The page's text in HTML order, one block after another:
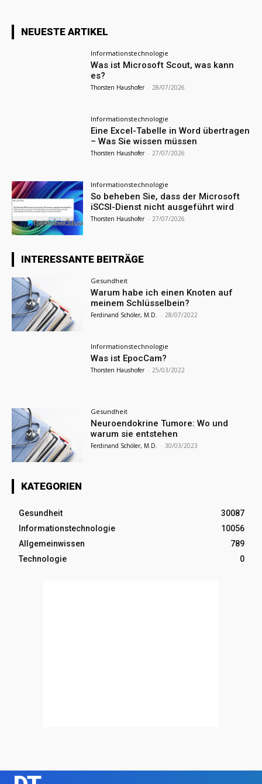
NEUESTE ARTIKEL
Informationstechnologie
Was ist Microsoft Scout, was kann
es?
Thorsten Haushofer - 28/07/2026
Informationstechnologie
Eine Excel-Tabelle in Word übertragen
– Was Sie wissen müssen
Thorsten Haushofer - 27/07/2026
Informationstechnologie
So beheben Sie, dass der Microsoft
iSCSI-Dienst nicht ausgeführt wird
Thorsten Haushofer - 27/07/2026
INTERESSANTE BEITRÄGE
Gesundheit
Warum habe ich einen Knoten auf
meinem Schlüsselbein?
Ferdinand Schöler, M.D. - 28/07/2022
Informationstechnologie
Was ist EpocCam?
Thorsten Haushofer - 25/03/2022
Gesundheit
Neuroendokrine Tumore: Wo und
warum sie entstehen
Ferdinand Schöler, M.D. - 30/03/2023
KATEGORIEN
Gesundheit
30087
Informationstechnologie
10056
Allgemeinwissen
789
Technologie
0